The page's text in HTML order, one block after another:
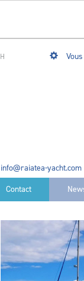
info@raiatea-yacht.com
Contact